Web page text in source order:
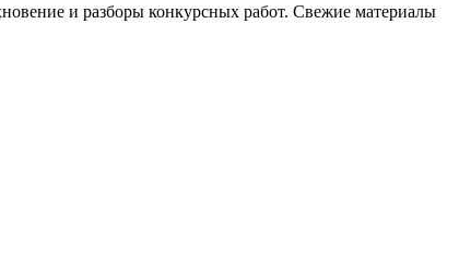
и разборы конкурсных работ. Свежие материалы